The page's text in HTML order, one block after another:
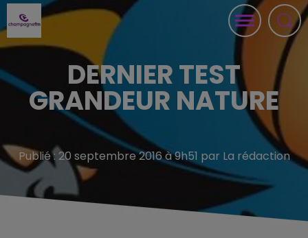
DERNIER TEST
GRANDEUR NATURE
Publié : 20 septembre 2016 à 9h51 par La rédaction